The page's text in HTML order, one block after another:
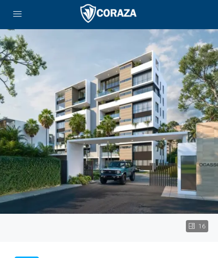
16